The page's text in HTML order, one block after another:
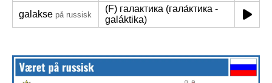
galakse på russisk
(F) галактика (гала́ктика -
galáktika)